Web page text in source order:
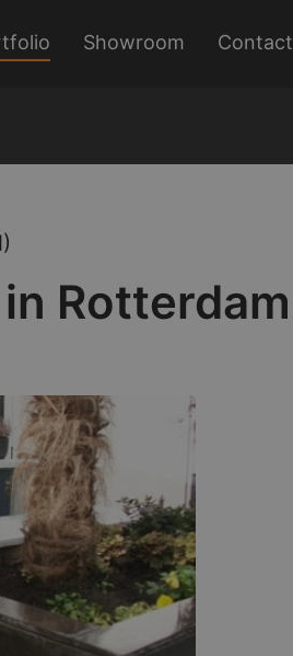
Showroom Contact
Rotterdam